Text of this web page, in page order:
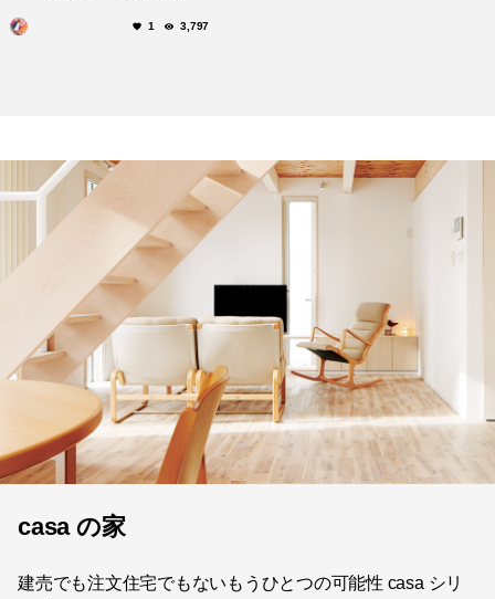
1 3,797
casa の家
建売でも注文住宅でもないもうひとつの可能性 casa シリ